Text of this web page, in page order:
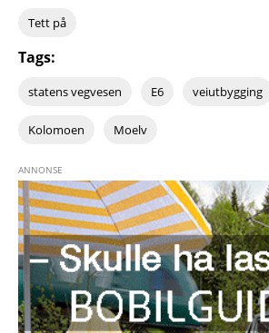
Tett på
Tags:
statens vegvesen E6 veiutbygging
Kolomoen Moelv